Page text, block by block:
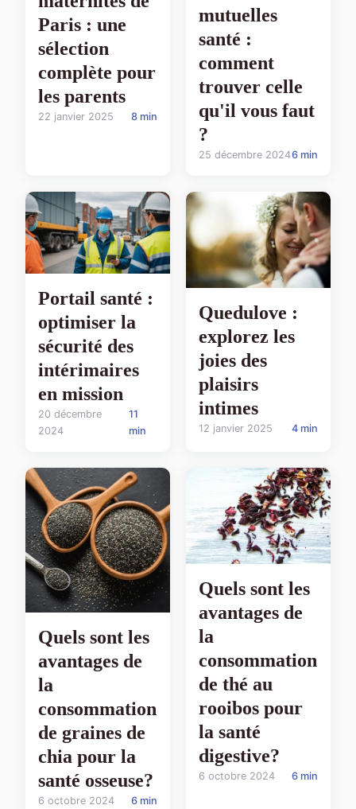
Paris : une
sélection
complète pour
les parents
22 janvier 2025 8 min
mutuelles
santé :
comment
trouver celle
qu'il vous faut
?
25 décembre 20246 min
Portail santé :
optimiser la
sécurité des
intérimaires
en mission
20 décembre
2024
11
min
Quedulove :
explorez les
joies des
plaisirs
intimes
12 janvier 2025 4 min
Quels sont les
avantages de
la
consommation
de graines de
chia pour la
santé osseuse?
6 octobre 2024 6 min
Quels sont les
avantages de
la
consommation
de thé au
rooibos pour
la santé
digestive?
6 octobre 2024 6 min